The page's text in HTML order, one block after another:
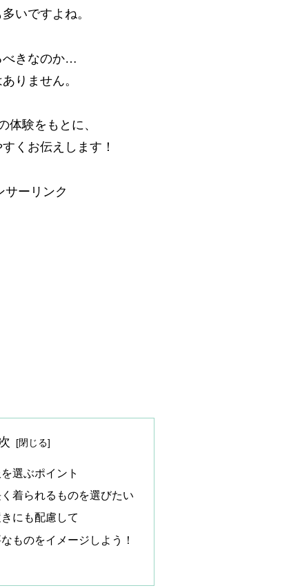
いですよね。
べきなのか…
りません。
体験をもとに、
くお伝えします！
サーリンク
選ぶポイント
着られるものを選びたい
にも配慮して
ものをイメージしよう！